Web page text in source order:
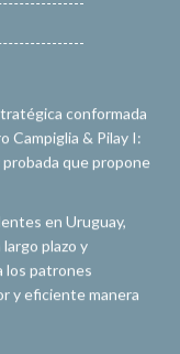
conformada
Campiglia & Pilay I:
que propone
en Uruguay,
plazo y
los patrones
y eficiente manera